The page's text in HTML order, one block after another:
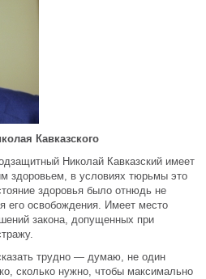
Кавказского
Николай Кавказский имеет
здоровьем, в условиях тюрьмы это
здоровья было отнюдь не
его освобождения. Имеет место
закона, допущенных при
трудно — думаю, не один
сколько нужно, чтобы максимально